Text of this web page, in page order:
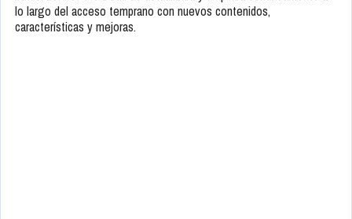
lo largo del acceso temprano con nuevos contenidos,
características y mejoras.